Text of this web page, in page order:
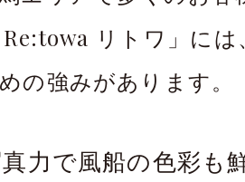
リトワ」に
の強みがあります。
力で風船の色彩も